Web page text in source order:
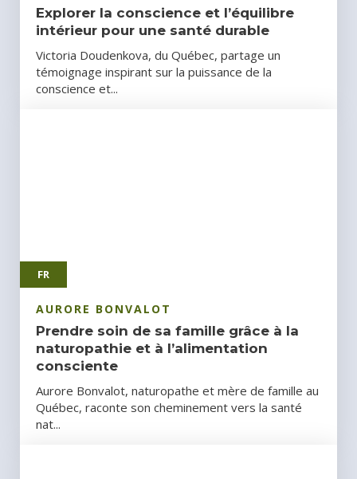
Explorer la conscience et l’équilibre
intérieur pour une santé durable
Victoria Doudenkova, du Québec, partage un
témoignage inspirant sur la puissance de la
conscience et...
FR
AURORE BONVALOT
Prendre soin de sa famille grâce à la
naturopathie et à l’alimentation
consciente
Aurore Bonvalot, naturopathe et mère de famille au
Québec, raconte son cheminement vers la santé
nat...